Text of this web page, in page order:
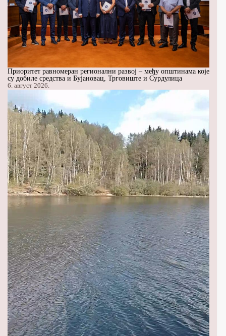
Приоритет равномеран регионални развој – међу општинама које
су добиле средства и Бујановац, Трговиште и Сурдулица
6. август 2026.